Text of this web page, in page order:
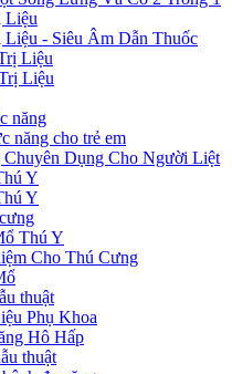
Liệu
- Siêu Âm Dẫn Thuốc
Liệu
Liệu
năng
năng cho trẻ em
Dụng Cho Người Liệt
Y
Y
Thú Y
Cho Thú Cưng
thuật
Phụ Khoa
Hô Hấp
thuật